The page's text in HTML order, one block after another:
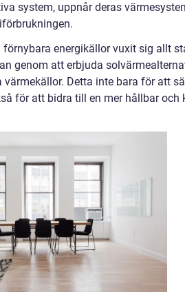
system, uppnår deras
energikällor vuxit sig allt
genom att erbjuda
Detta inte bara för att
för att bidra till en mer hållbar och